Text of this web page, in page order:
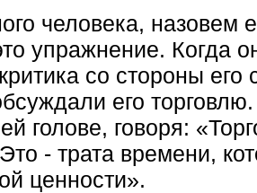
человека, назовем
упражнение. Когда
со стороны его
его
голове, говоря:
- трата времени,
ценности».